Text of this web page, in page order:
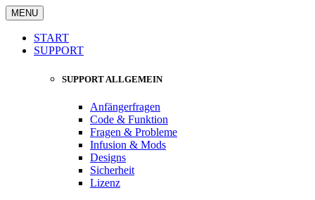
MENU
START
SUPPORT
SUPPORT ALLGEMEIN
Anfängerfragen
Code & Funktion
Fragen & Probleme
Infusion & Mods
Designs
Sicherheit
Lizenz